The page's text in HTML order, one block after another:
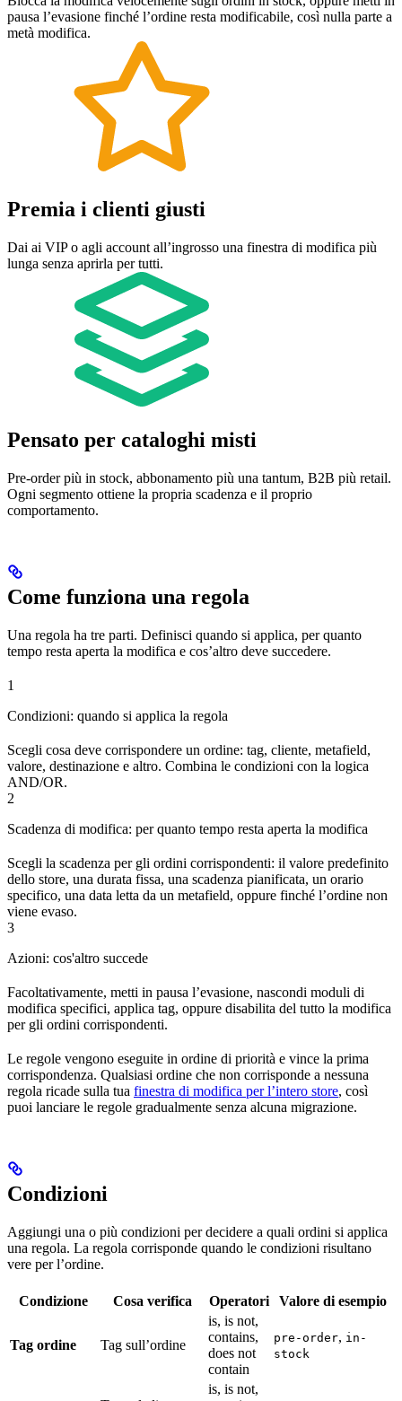
pausa l’evasione finché l’ordine resta modificabile, così nulla parte a
metà modifica.
Premia i clienti giusti
Dai ai VIP o agli account all’ingrosso una finestra di modifica più
lunga senza aprirla per tutti.
Pensato per cataloghi misti
Pre-order più in stock, abbonamento più una tantum, B2B più retail.
Ogni segmento ottiene la propria scadenza e il proprio
comportamento.
Come funziona una regola
Una regola ha tre parti. Definisci quando si applica, per quanto
tempo resta aperta la modifica e cos’altro deve succedere.
1
Condizioni: quando si applica la regola
Scegli cosa deve corrispondere un ordine: tag, cliente, metafield,
valore, destinazione e altro. Combina le condizioni con la logica
AND/OR.
2
Scadenza di modifica: per quanto tempo resta aperta la modifica
Scegli la scadenza per gli ordini corrispondenti: il valore predefinito
dello store, una durata fissa, una scadenza pianificata, un orario
specifico, una data letta da un metafield, oppure finché l’ordine non
viene evaso.
3
Azioni: cos'altro succede
Facoltativamente, metti in pausa l’evasione, nascondi moduli di
modifica specifici, applica tag, oppure disabilita del tutto la modifica
per gli ordini corrispondenti.
Le regole vengono eseguite in ordine di priorità e vince la prima
corrispondenza. Qualsiasi ordine che non corrisponde a nessuna
regola ricade sulla tua finestra di modifica per l’intero store, così
puoi lanciare le regole gradualmente senza alcuna migrazione.
Condizioni
Aggiungi una o più condizioni per decidere a quali ordini si applica
una regola. La regola corrisponde quando le condizioni risultano
vere per l’ordine.
Condizione Cosa verifica Operatori Valore di esempio
Tag ordine Tag sull’ordine
is, is not,
contains,
does not
contain
pre-order, in-
stock
is, is not,